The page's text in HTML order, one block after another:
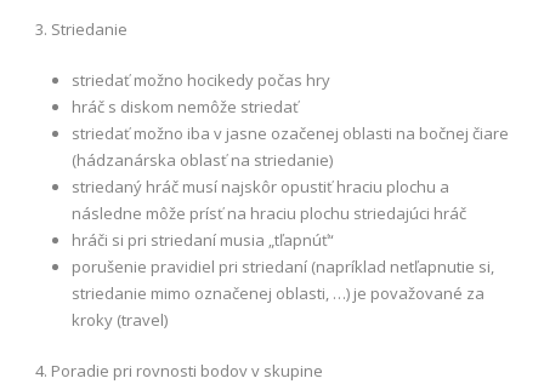
3. Striedanie
striedať možno hocikedy počas hry
hráč s diskom nemôže striedať
striedať možno iba v jasne ozačenej oblasti na bočnej čiare
(hádzanárska oblasť na striedanie)
striedaný hráč musí najskôr opustiť hraciu plochu a
následne môže prísť na hraciu plochu striedajúci hráč
hráči si pri striedaní musia „tľapnúť“
porušenie pravidiel pri striedaní (napríklad netľapnutie si,
striedanie mimo označenej oblasti, …) je považované za
kroky (travel)
4. Poradie pri rovnosti bodov v skupine